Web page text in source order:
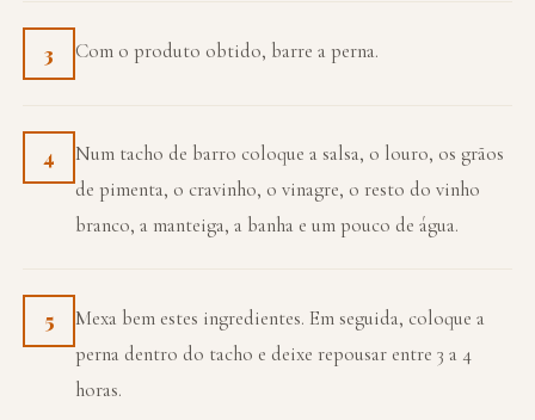
3 Com o produto obtido, barre a perna.
4
Num tacho de barro coloque a salsa, o louro, os grãos
de pimenta, o cravinho, o vinagre, o resto do vinho
branco, a manteiga, a banha e um pouco de água.
5
Mexa bem estes ingredientes. Em seguida, coloque a
perna dentro do tacho e deixe repousar entre 3 a 4
horas.